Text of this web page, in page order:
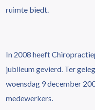
ruimte biedt.
In 2008 heeft
jubileum gevierd. Ter
woensdag 9 december
medewerkers.